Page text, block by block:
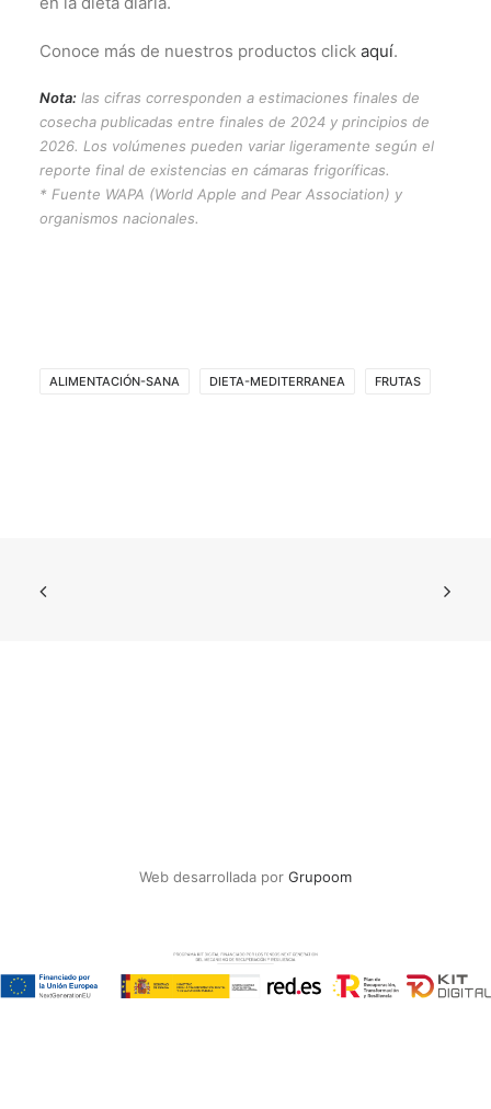
Conoce más de nuestros productos click aquí.
Nota: las cifras corresponden a estimaciones finales de
cosecha publicadas entre finales de 2024 y principios de
2026. Los volúmenes pueden variar ligeramente según el
reporte final de existencias en cámaras frigoríficas.
* Fuente WAPA (World Apple and Pear Association) y
organismos nacionales.
ALIMENTACIÓN-SANA DIETA-MEDITERRANEA FRUTAS
Web desarrollada por Grupoom